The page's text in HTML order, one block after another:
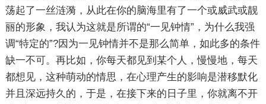
荡起了一丝涟漪，从此在你的脑海里有了一个或威武或靓
丽的形象，我认为这就是所谓的“一见钟情”，为什么我强
调“特定的”?因为一见钟情并不是那么简单，如此多的条件
缺一不可。再比如，你每天都见到某个人，慢慢地，每天
都想见，这种萌动的情思，在心理产生的影响是潜移默化
并且深远持久的，于是，在接下来的日子里，你就离不开